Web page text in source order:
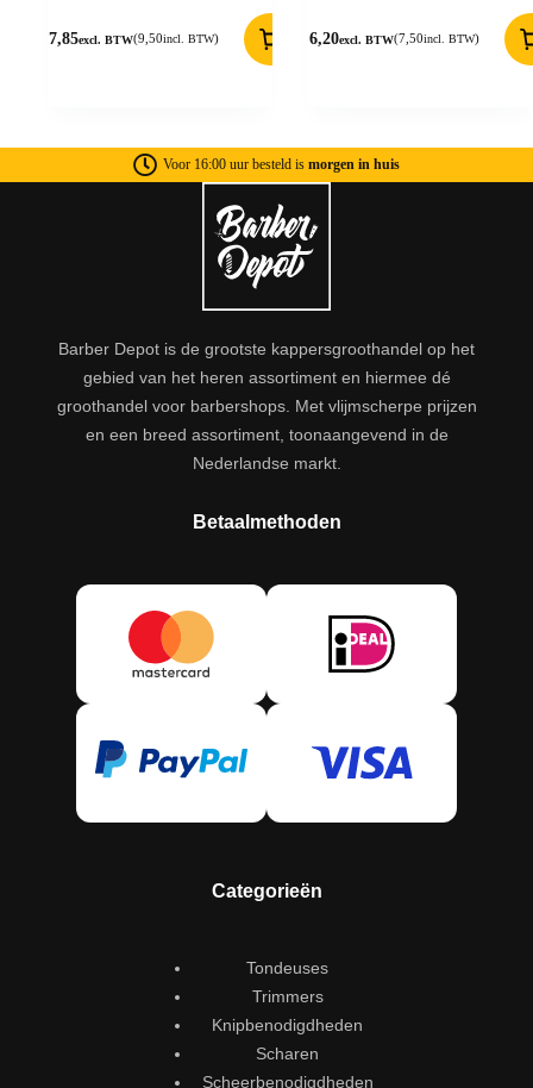
7,85excl. BTW(9,50incl. BTW) 6,20excl. BTW(7,50incl. BTW)
Voor 16:00 uur besteld is morgen in huis
Barber Depot is de grootste kappersgroothandel op het
gebied van het heren assortiment en hiermee dé
groothandel voor barbershops. Met vlijmscherpe prijzen
en een breed assortiment, toonaangevend in de
Nederlandse markt.
Betaalmethoden
Categorieën
Tondeuses
Trimmers
Knipbenodigdheden
Scharen
Scheerbenodigdheden